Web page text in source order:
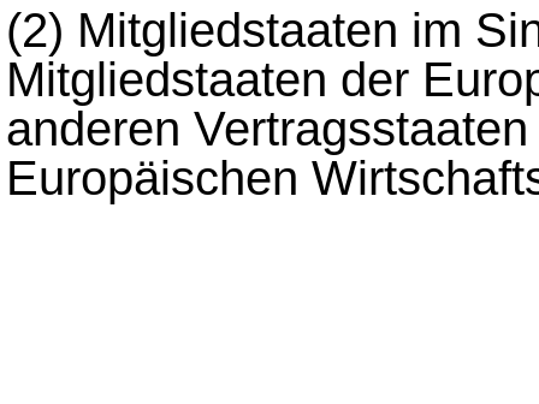
(2) Mitgliedstaaten im
Mitgliedstaaten der
anderen
Europäischen